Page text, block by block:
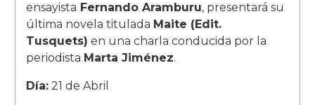
ensayista Fernando Aramburu, presentará su
última novela titulada Maite (Edit.
Tusquets) en una charla conducida por la
periodista Marta Jiménez.
Día:21 de Abril